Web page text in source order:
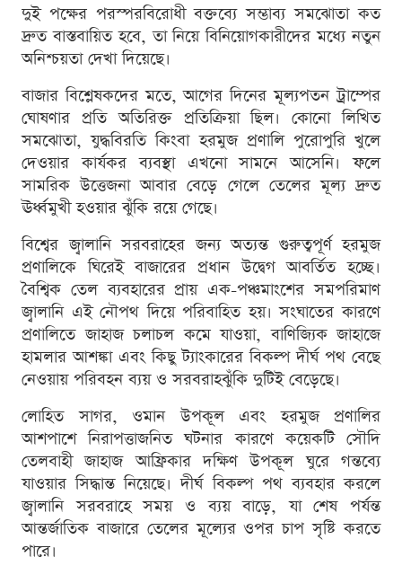
দুই পক্ষের পরস্পরবিরোধী বক্তব্যে সম্ভাব্য সমঝোতা কত
দ্রুত বাস্তবায়িত হবে, তা নিয়ে বিনিয়োগকারীদের মধ্যে নতুন
অনিশ্চয়তা দেখা দিয়েছে।
বাজার বিশ্লেষকদের মতে, আগের দিনের মূল্যপতন ট্রাম্পের
ঘোষণার প্রতি অতিরিক্ত প্রতিক্রিয়া ছিল। কোনো লিখিত
সমঝোতা, যুদ্ধবিরতি কিংবা হরমুজ প্রণালি পুরোপুরি খুলে
দেওয়ার কার্যকর ব্যবস্থা এখনো সামনে আসেনি। ফলে
সামরিক উত্তেজনা আবার বেড়ে গেলে তেলের মূল্য দ্রুত
ঊর্ধ্বমুখী হওয়ার ঝুঁকি রয়ে গেছে।
বিশ্বের জ্বালানি সরবরাহের জন্য অত্যন্ত গুরুত্বপূর্ণ হরমুজ
প্রণালিকে ঘিরেই বাজারের প্রধান উদ্বেগ আবর্তিত হচ্ছে।
বৈশ্বিক তেল ব্যবহারের প্রায় এক-পঞ্চমাংশের সমপরিমাণ
জ্বালানি এই নৌপথ দিয়ে পরিবাহিত হয়। সংঘাতের কারণে
প্রণালিতে জাহাজ চলাচল কমে যাওয়া, বাণিজ্যিক জাহাজে
হামলার আশঙ্কা এবং কিছু ট্যাংকারের বিকল্প দীর্ঘ পথ বেছে
নেওয়ায় পরিবহন ব্যয় ও সরবরাহঝুঁকি দুটিই বেড়েছে।
লোহিত সাগর, ওমান উপকূল এবং হরমুজ প্রণালির
আশপাশে নিরাপত্তাজনিত ঘটনার কারণে কয়েকটি সৌদি
তেলবাহী জাহাজ আফ্রিকার দক্ষিণ উপকূল ঘুরে গন্তব্যে
যাওয়ার সিদ্ধান্ত নিয়েছে। দীর্ঘ বিকল্প পথ ব্যবহার করলে
জ্বালানি সরবরাহে সময় ও ব্যয় বাড়ে, যা শেষ পর্যন্ত
আন্তর্জাতিক বাজারে তেলের মূল্যের ওপর চাপ সৃষ্টি করতে
পারে।